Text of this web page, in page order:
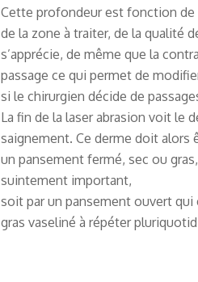
Cette profondeur est fonction de
de la zone à traiter, de la qualité
s’apprécie, de même que la
passage ce qui permet de
si le chirurgien décide de
La fin de la laser abrasion voit le
saignement. Ce derme doit
un pansement fermé, sec ou
suintement important,
soit par un pansement ouvert
gras vaseliné à répéter